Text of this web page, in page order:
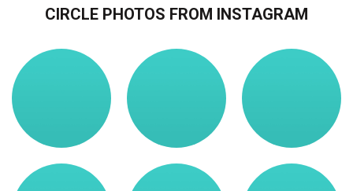
CIRCLE PHOTOS FROM INSTAGRAM